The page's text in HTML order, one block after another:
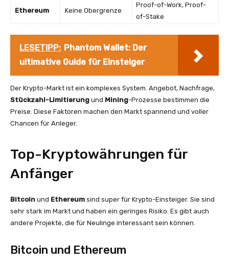
Ethereum Keine Obergrenze
Proof-of-Work, Proof-
of-Stake
LESETIPP: Phantom Wallet: Der
ultimative Guide für Einsteiger
Der Krypto-Markt ist ein komplexes System. Angebot, Nachfrage,
Stückzahl-Limitierung und Mining-Prozesse bestimmen die
Preise. Diese Faktoren machen den Markt spannend und voller
Chancen für Anleger.
Top-Kryptowährungen für
Anfänger
Bitcoin und Ethereum sind super für Krypto-Einsteiger. Sie sind
sehr stark im Markt und haben ein geringes Risiko. Es gibt auch
andere Projekte, die für Neulinge interessant sein können.
Bitcoin und Ethereum